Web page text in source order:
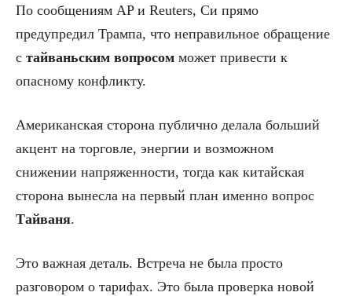
По сообщениям AP и Reuters, Си прямо
предупредил Трампа, что неправильное обращение
с тайваньским вопросом может привести к
опасному конфликту.
Американская сторона публично делала больший
акцент на торговле, энергии и возможном
снижении напряженности, тогда как китайская
сторона вынесла на первый план именно вопрос
Тайваня.
Это важная деталь. Встреча не была просто
разговором о тарифах. Это была проверка новой